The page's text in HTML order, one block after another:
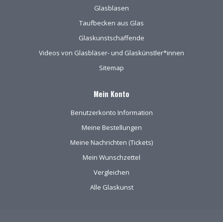
Glasblasen
Taufbecken aus Glas
Glaskunstschaffende
Videos von Glasbläser- und Glaskünstler*innen
Sitemap
Mein Konto
Benutzerkonto Information
Meine Bestellungen
Meine Nachrichten (Tickets)
Mein Wunschzettel
Vergleichen
Alle Glaskunst